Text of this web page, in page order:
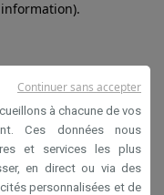
.
à chacune de vos
Ces données nous
et services les plus
en direct ou via des
personnalisées et de
Continuer sans accepter